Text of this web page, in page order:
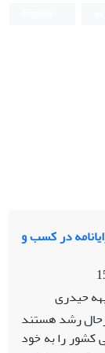
در کسب و
حیدری
رشد هستند
کشور را به خود